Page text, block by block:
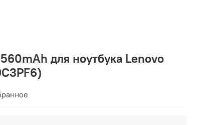
для ноутбука Lenovo